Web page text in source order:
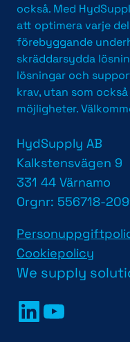
också. Med
att optimera varje
förebyggande
skräddarsydda
lösningar och
krav, utan som
möjligheter.
HydSupply AB
Kalkstensvägen 9
331 44 Värnamo
Orgnr: 556718-
Cookiepolicy
We supply